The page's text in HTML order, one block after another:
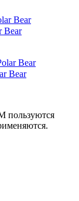
Bear
Bear
пользуются